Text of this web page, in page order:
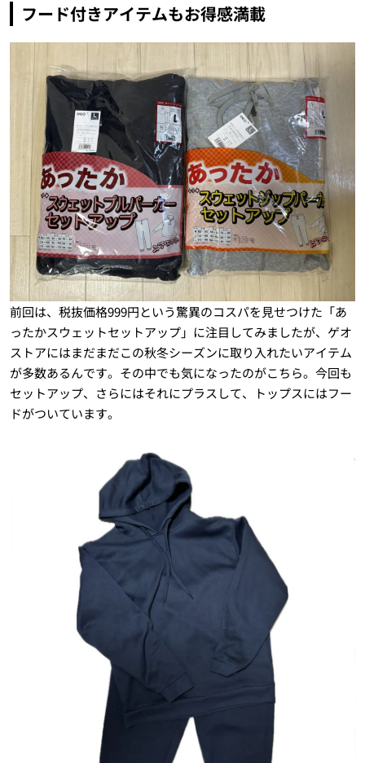
フード付きアイテムもお得感満載
前回は、税抜価格999円という驚異のコスパを見せつけた「あ
ったかスウェットセットアップ」に注目してみましたが、ゲオ
ストアにはまだまだこの秋冬シーズンに取り入れたいアイテム
が多数あるんです。その中でも気になったのがこちら。今回も
セットアップ、さらにはそれにプラスして、トップスにはフー
ドがついています。